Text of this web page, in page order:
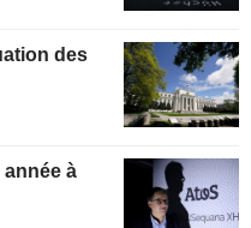
des